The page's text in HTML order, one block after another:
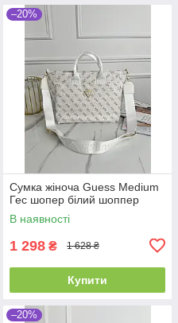
–20%
Сумка жіноча Guess Medium
Гес шопер білий шоппер
В наявності
1 298 ₴ 1 628 ₴
Купити
–20%